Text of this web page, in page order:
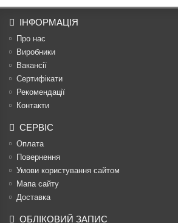
ІНФОРМАЦІЯ
Про нас
Виробники
Вакансії
Сертифікати
Рекомендації
Контакти
СЕРВІС
Оплата
Повернення
Умови користування сайтом
Мапа сайту
Доставка
ОБЛІКОВИЙ ЗАПИС